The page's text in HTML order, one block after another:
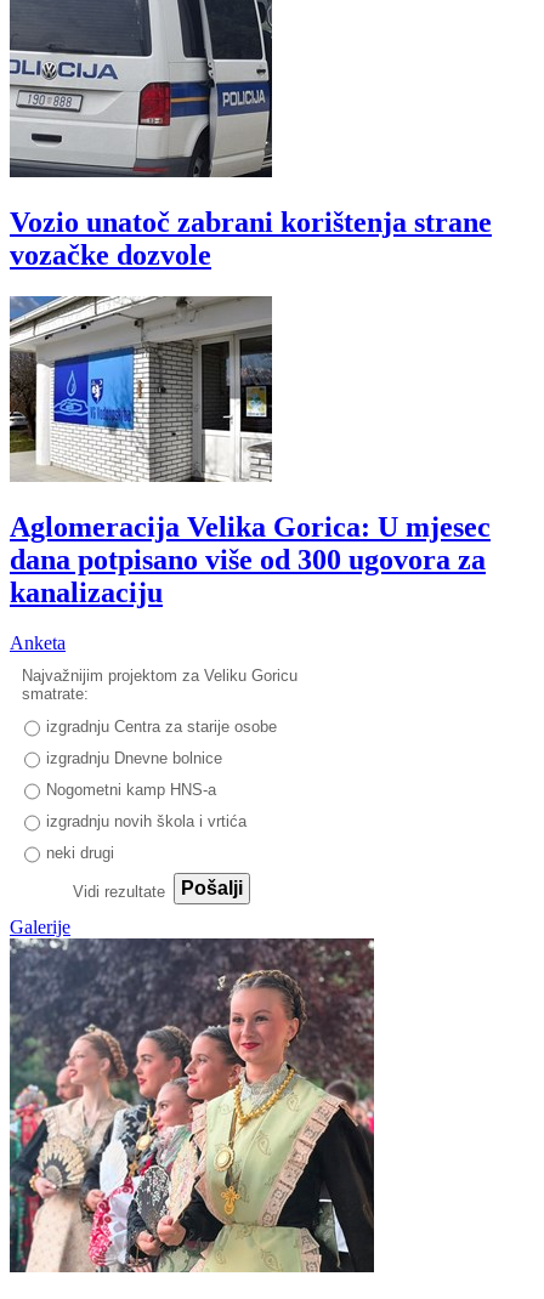
Vozio unatoč zabrani korištenja strane
vozačke dozvole
Aglomeracija Velika Gorica: U mjesec
dana potpisano više od 300 ugovora za
kanalizaciju
Anketa
Najvažnijim projektom za Veliku Goricu
smatrate:
izgradnju Centra za starije osobe
izgradnju Dnevne bolnice
Nogometni kamp HNS-a
izgradnju novih škola i vrtića
neki drugi
Vidi rezultate
Pošalji
Galerije